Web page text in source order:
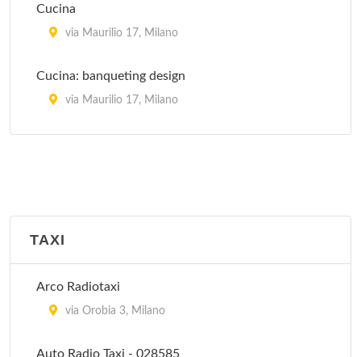
Cucina
via Maurilio 17, Milano
Cucina: banqueting design
via Maurilio 17, Milano
via Carlo Farini 70, Milano
TAXI
Arco Radiotaxi
via Orobia 3, Milano
Auto Radio Taxi - 028585